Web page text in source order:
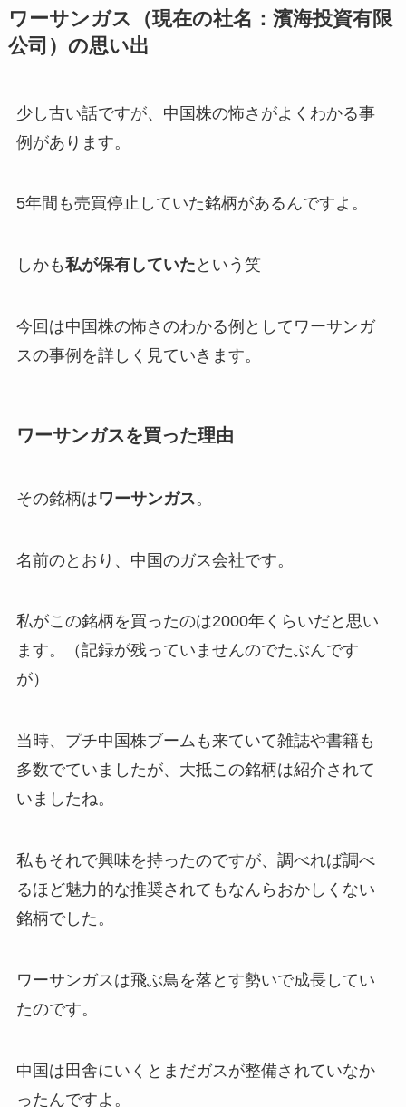
ワーサンガス（現在の社名：濱海投資有限
公司）の思い出
少し古い話ですが、中国株の怖さがよくわかる事
例があります。
5年間も売買停止していた銘柄があるんですよ。
しかも私が保有していた という笑
今回は中国株の怖さのわかる例としてワーサンガ
スの事例を詳しく見ていきます。
ワーサンガスを買った理由
その銘柄はワーサンガス。
名前のとおり、中国のガス会社です。
私がこの銘柄を買ったのは2000年くらいだと思い
ます。（記録が残っていませんのでたぶんです
が）
当時、プチ中国株ブームも来ていて雑誌や書籍も
多数でていましたが、大抵この銘柄は紹介されて
いましたね。
私もそれで興味を持ったのですが、調べれば調べ
るほど魅力的な推奨されてもなんらおかしくない
銘柄でした。
ワーサンガスは飛ぶ鳥を落とす勢いで成長してい
たのです。
中国は田舎にいくとまだガスが整備されていなか
ったんですよ。